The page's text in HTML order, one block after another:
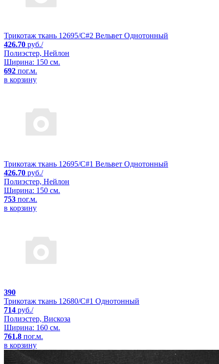
Трикотаж ткань 12695/C#2 Вельвет Однотонный
426.70 руб./
Полиэстер, Нейлон
Ширина: 150 см.
692 пог.м.
в корзину
Трикотаж ткань 12695/C#1 Вельвет Однотонный
426.70 руб./
Полиэстер, Нейлон
Ширина: 150 см.
753 пог.м.
в корзину
390
Трикотаж ткань 12680/C#1 Однотонный
714 руб./
Полиэстер, Вискоза
Ширина: 160 см.
761.8 пог.м.
в корзину